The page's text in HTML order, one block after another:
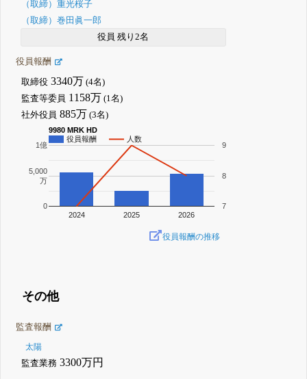
（取締）重光桜子
（取締）巻田眞一郎
役員 残り2名
役員報酬
取締役 3340万 (4名)
監査等委員 1158万 (1名)
社外役員 885万 (3名)
9980 MRK HD
役員報酬
人数
2024 2025 2026
0
5,000
万
1億
7
8
9
役員報酬の推移
その他
監査報酬
太陽
監査業務 3300万円